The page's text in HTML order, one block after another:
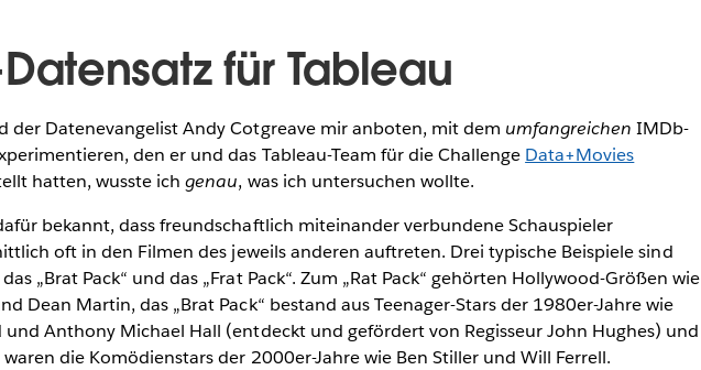
für Tableau
der Datenevangelist Andy Cotgreave mir anboten, mit dem umfangreichen IMDb-
den er und das Tableau-Team für die Challenge Data+Movies
hatten, wusste ichgenau, was ich untersuchen wollte.
bekannt, dass freundschaftlich miteinander verbundene Schauspieler
oft in den Filmen des jeweils anderen auftreten. Drei typische Beispiele sind
das „Brat Pack“ und das „Frat Pack“. Zum „Rat Pack“ gehörten Hollywood-Größen wie
Dean Martin, das „Brat Pack“ bestand aus Teenager-Stars der 1980er-Jahre wie
und Anthony Michael Hall (entdeckt und gefördert von Regisseur John Hughes) und
waren die Komödienstars der 2000er-Jahre wie Ben Stiller und Will Ferrell.